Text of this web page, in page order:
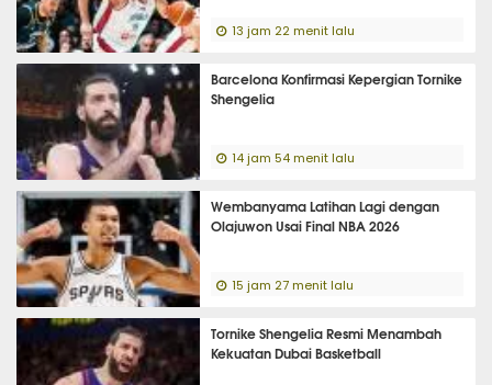
13 jam 22 menit lalu
Barcelona Konfirmasi Kepergian Tornike
Shengelia
14 jam 54 menit lalu
Wembanyama Latihan Lagi dengan
Olajuwon Usai Final NBA 2026
15 jam 27 menit lalu
Tornike Shengelia Resmi Menambah
Kekuatan Dubai Basketball